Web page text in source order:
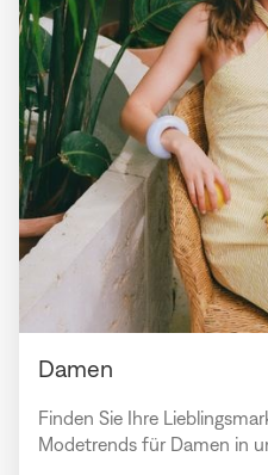
Damen
Finden Sie Ihre
Modetrends für Damen in